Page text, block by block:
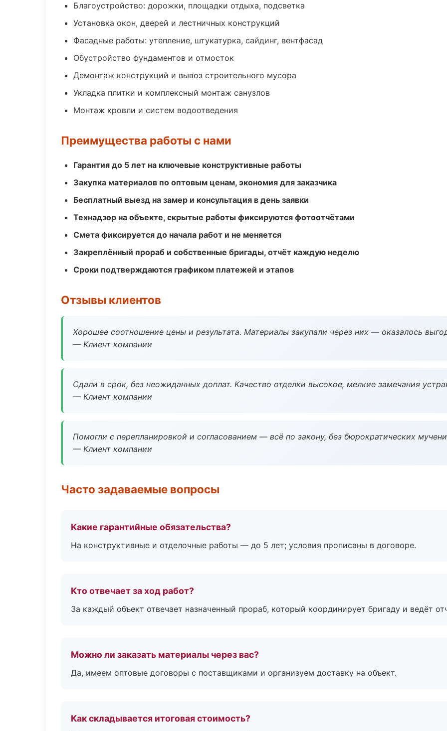
Благоустройство: дорожки, площадки отдыха, подсветка
Установка окон, дверей и лестничных конструкций
Фасадные работы: утепление, штукатурка, сайдинг, вентфасад
Обустройство фундаментов и отмосток
Демонтаж конструкций и вывоз строительного мусора
Укладка плитки и комплексный монтаж санузлов
Монтаж кровли и систем водоотведения
Преимущества работы с нами
Гарантия до 5 лет на ключевые конструктивные работы
Закупка материалов по оптовым ценам, экономия для заказчика
Бесплатный выезд на замер и консультация в день заявки
Технадзор на объекте, скрытые работы фиксируются фотоотчётами
Смета фиксируется до начала работ и не меняется
Закреплённый прораб и собственные бригады, отчёт каждую неделю
Сроки подтверждаются графиком платежей и этапов
Отзывы клиентов
Хорошее соотношение цены и результата. Материалы закупали через них — оказалось
— Клиент компании
Сдали в срок, без неожиданных доплат. Качество отделки высокое, мелкие замечания
— Клиент компании
Помогли с перепланировкой и согласованием — всё по закону, без бюрократических
— Клиент компании
Часто задаваемые вопросы
Какие гарантийные обязательства?
На конструктивные и отделочные работы — до 5 лет; условия прописаны в договоре.
Кто отвечает за ход работ?
За каждый объект отвечает назначенный прораб, который координирует бригаду и ведёт
Можно ли заказать материалы через вас?
Да, имеем оптовые договоры с поставщиками и организуем доставку на объект.
Как складывается итоговая стоимость?